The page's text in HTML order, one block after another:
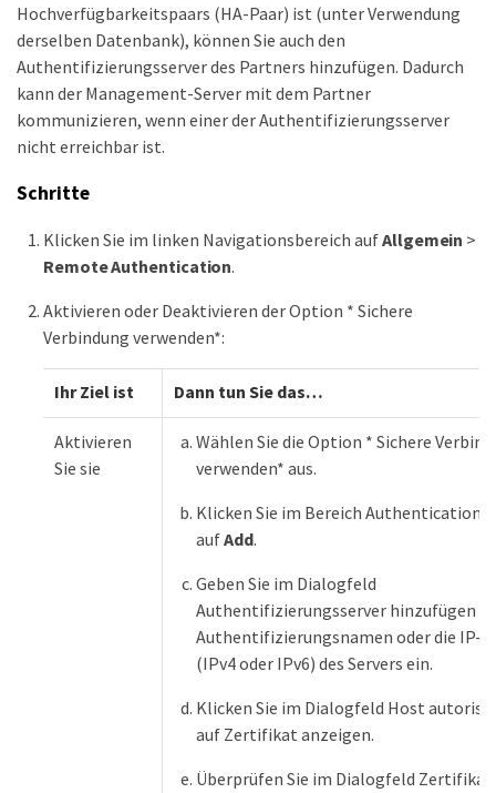
Hochverfügbarkeitspaars (HA-Paar) ist (unter Verwendung
derselben Datenbank), können Sie auch den
Authentifizierungsserver des Partners hinzufügen. Dadurch
kann der Management-Server mit dem Partner
kommunizieren, wenn einer der Authentifizierungsserver
nicht erreichbar ist.
Schritte
Klicken Sie im linken Navigationsbereich aufAllgemein >
Remote Authentication.
Aktivieren oder Deaktivieren der Option * Sichere
Verbindung verwenden*:
Ihr Ziel ist Dann tun Sie das…​
Aktivieren
Sie sie
Wählen Sie die Option * Sichere
verwenden* aus.
Klicken Sie im Bereich Authentication
aufAdd.
Geben Sie im Dialogfeld
Authentifizierungsserver hinzufügen
Authentifizierungsnamen oder die IP-
(IPv4 oder IPv6) des Servers ein.
Klicken Sie im Dialogfeld Host
auf Zertifikat anzeigen.
Überprüfen Sie im Dialogfeld Zertifikat